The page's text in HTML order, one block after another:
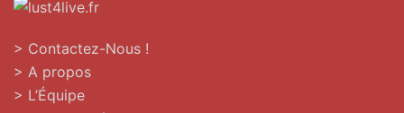
> Contactez-Nous !
> A propos
> L’Équipe